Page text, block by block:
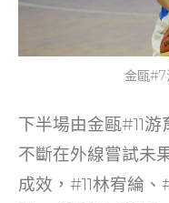
金甌#7
下半場由金甌#11
不斷在外線嘗試未
成效，#11林宥綸